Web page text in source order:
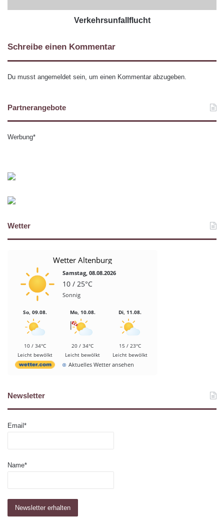
Verkehrsunfallflucht
Schreibe einen Kommentar
Du musst angemeldet sein, um einen Kommentar abzugeben.
Partnerangebote
Werbung*
Wetter
Wetter Altenburg
Samstag, 08.08.2026
10 / 25°C
Sonnig
So, 09.08.
10 / 34°C
Leicht bewölkt
Mo, 10.08.
20 / 34°C
Leicht bewölkt
Di, 11.08.
15 / 23°C
Leicht bewölkt
Aktuelles Wetter ansehen
Newsletter
Email*
Name*